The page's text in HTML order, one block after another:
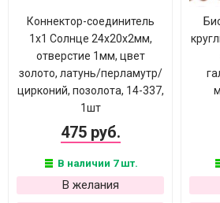
Коннектор-соединитель
1х1 Солнце 24х20х2мм,
отверстие 1мм, цвет
золото, латунь/перламутр/
цирконий, позолота, 14-337,
1шт
475 руб.
В наличии 7 шт.
В желания